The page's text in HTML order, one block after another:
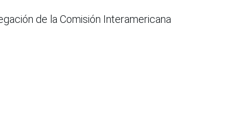
de la Comisión Interamericana